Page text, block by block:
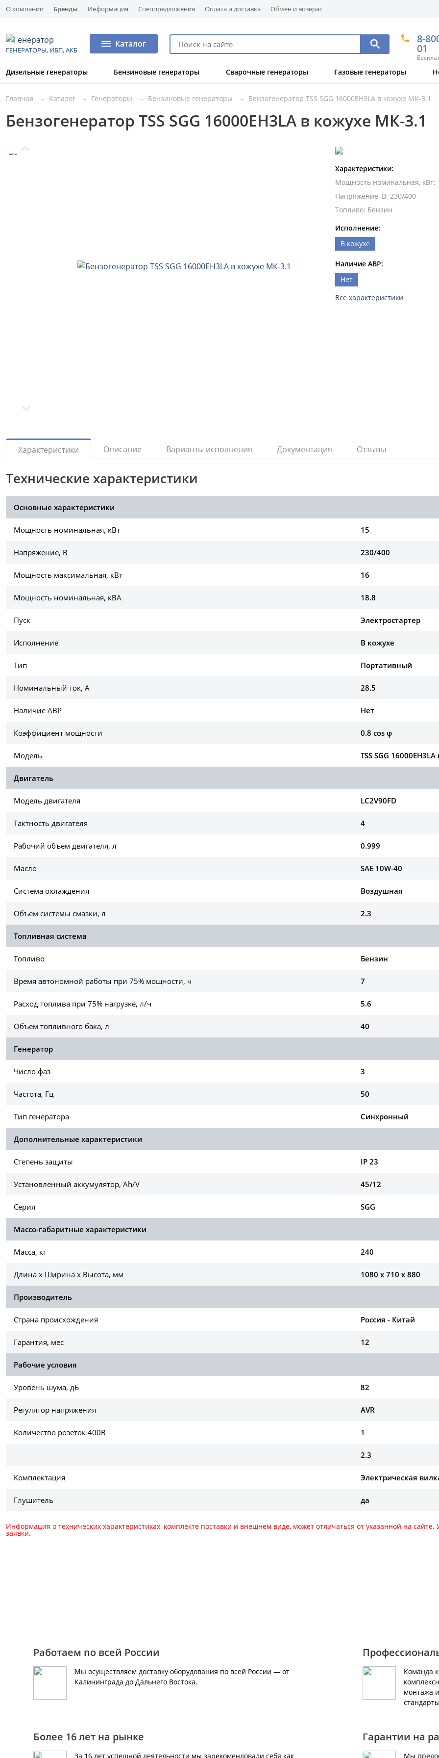
О компании Бренды Информация Спецпредложения Оплата и доставка Обмен и возврат
ГЕНЕРАТОРЫ, ИБП, АКБ
Каталог 8-
01
Дизельные генераторы Бензиновые генераторы Сварочные генераторы Газовые генераторы
Главная Каталог Генераторы Бензиновые генераторы Бензогенератор TSS SGG 16000EH3LA в кожухе МК-3.1
Бензогенератор TSS SGG 16000EH3LA в кожухе МК-3.1
Характеристики:
Мощность номинальная, кВт:
Напряжение, В: 230/400
Топливо: Бензин
Исполнение:
В кожухе
Наличие АВР:
Нет
Все характеристики
Характеристики Описание Варианты исполнения Документация Отзывы
Технические характеристики
Основные характеристики
Мощность номинальная, кВт 15
Напряжение, В 230/400
Мощность максимальная, кВт 16
Мощность номинальная, кВА 18.8
Пуск Электростартер
Исполнение В кожухе
Тип Портативный
Номинальный ток, А 28.5
Наличие АВР Нет
Коэффициент мощности 0.8 cos φ
Модель TSS SGG
Двигатель
Модель двигателя LC2V90FD
Тактность двигателя 4
Рабочий объём двигателя, л 0.999
Масло SAE 10W-40
Система охлаждения Воздушная
Объем системы смазки, л 2.3
Топливная система
Топливо Бензин
Время автономной работы при 75% мощности, ч 7
Расход топлива при 75% нагрузке, л/ч 5.6
Объем топливного бака, л 40
Генератор
Число фаз 3
Частота, Гц 50
Тип генератора Синхронный
Дополнительные характеристики
Степень защиты IP 23
Установленный аккумулятор, Ah/V 45/12
Серия SGG
Массо-габаритные характеристики
Масса, кг 240
Длина х Ширина х Высота, мм 1080 х 710 х 880
Производитель
Страна происхождения Россия - Китай
Гарантия, мес 12
Рабочие условия
Уровень шума, дБ 82
Регулятор напряжения AVR
Количество розеток 400В 1
2.3
Комплектация Электрическая
Глушитель да
Информация о технических характеристиках, комплекте поставки и внешнем виде, может отличаться от указанной на
заявки.
Работаем по всей России
Мы осуществляем доставку оборудования по всей России — от
Калининграда до Дальнего Востока.
Команда
монтажа
Более 16 лет на рынке
За 16 лет успешной деятельности мы зарекомендовали себя как
Гарантии на
Мы